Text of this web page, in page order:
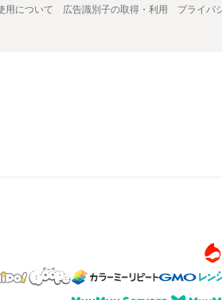
用について 広告識別子の取得・利用 プライバ